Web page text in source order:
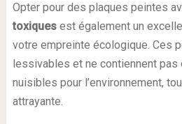
Opter pour des plaques peintes
toxiquesest également un
votre empreinte écologique. Ces
lessivables et ne contiennent
nuisibles pour l’environnement,
attrayante.